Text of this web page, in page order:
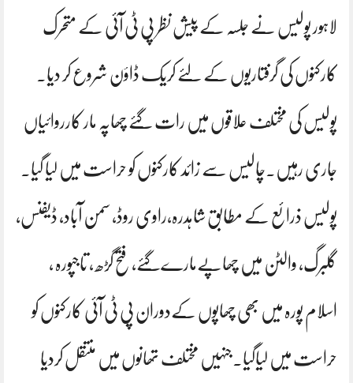
لاہور پولیس نے جلسہ کے پیش نظر پی ٹی آئی کے متحرک
کارکنوں کی گرفتاریوں کے لئے کریک ڈاؤن شروع کر دیا۔
پولیس کی مختلف علاقوں میں رات گئے چھاپہ مار کارروائیاں
جاری رہیں۔چالیس سے زائد کارکنوں کو حراست میں لیا گیا۔
پولیس ذرائع کے مطابق شاہدرہ،راوی روڈ، سمن آباد، ڈیفنس،
گلبرگ، والٹن میں چھاپےمارےگئے، فتح گڑھ ، تاجپورہ ،
اسلام پورہ میں بھی چھاپوں کےدوران پی ٹی آئی کارکنوں کو
حراست میں لیاگیا۔جنہیں مختلف تھانوں میں منتقل کردیا